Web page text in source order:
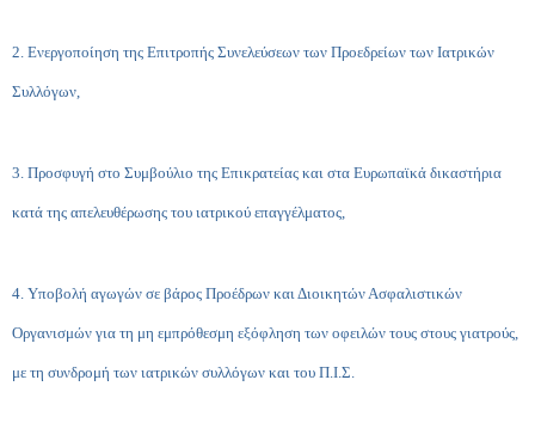
2. Ενεργοποίηση της Επιτροπής Συνελεύσεων των Προεδρείων των Ιατρικών
Συλλόγων,
3. Προσφυγή στο Συμβούλιο της Επικρατείας και στα Ευρωπαϊκά δικαστήρια
κατά της απελευθέρωσης του ιατρικού επαγγέλματος,
4. Υποβολή αγωγών σε βάρος Προέδρων και Διοικητών Ασφαλιστικών
Οργανισμών για τη μη εμπρόθεσμη εξόφληση των οφειλών τους στους γιατρούς,
με τη συνδρομή των ιατρικών συλλόγων και του Π.Ι.Σ.